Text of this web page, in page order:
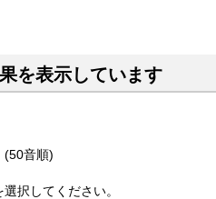
を表示しています
(50音順)
択してください。